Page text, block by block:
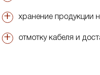
хранение продукции
отмотку кабеля и